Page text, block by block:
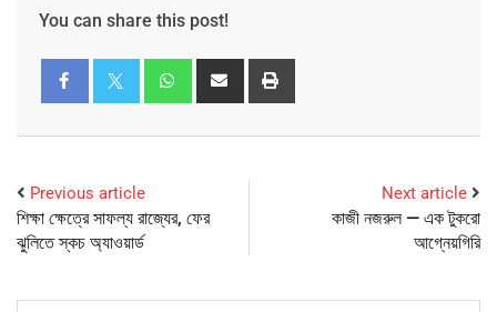
You can share this post!
Previous article
শিক্ষা ক্ষেত্রে সাফল্য রাজ্যের, ফের
ঝুলিতে স্কচ অ্যাওয়ার্ড
Next article
কাজী নজরুল — এক টুকরো
আগ্নেয়গিরি